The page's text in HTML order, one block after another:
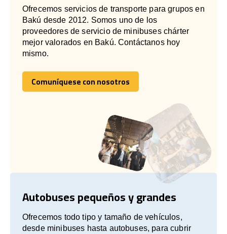
Ofrecemos servicios de transporte para grupos en
Bakú desde 2012. Somos uno de los
proveedores de servicio de minibuses chárter
mejor valorados en Bakú. Contáctanos hoy
mismo.
Comuníquese con nosotros
Comuníquese con nosotros
Autobuses pequeños y grandes
Ofrecemos todo tipo y tamaño de vehículos,
desde minibuses hasta autobuses, para cubrir